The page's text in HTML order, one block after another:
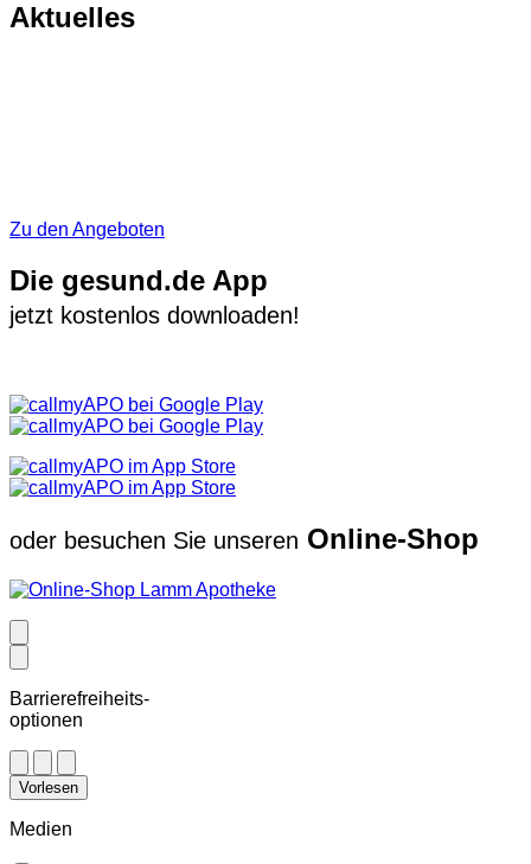
Aktuelles
Zu den Angeboten
Die gesund.de App
jetzt kostenlos downloaden!
oder besuchen Sie unseren Online-Shop
Barrierefreiheits-
optionen
Vorlesen
Medien